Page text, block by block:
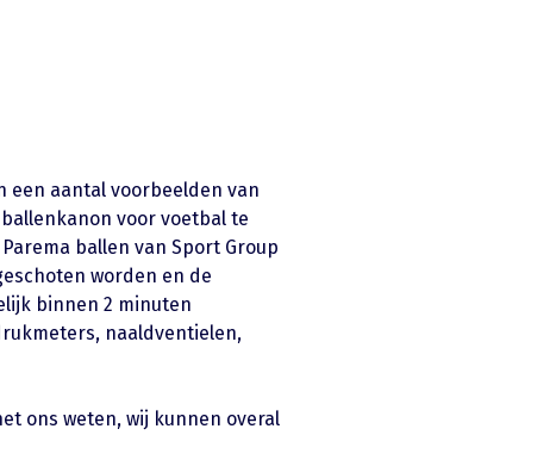
een aantal voorbeelden van
voor voetbal te
ballen van Sport Group
worden en de
binnen 2 minuten
naaldventielen,
ons weten, wij kunnen overal